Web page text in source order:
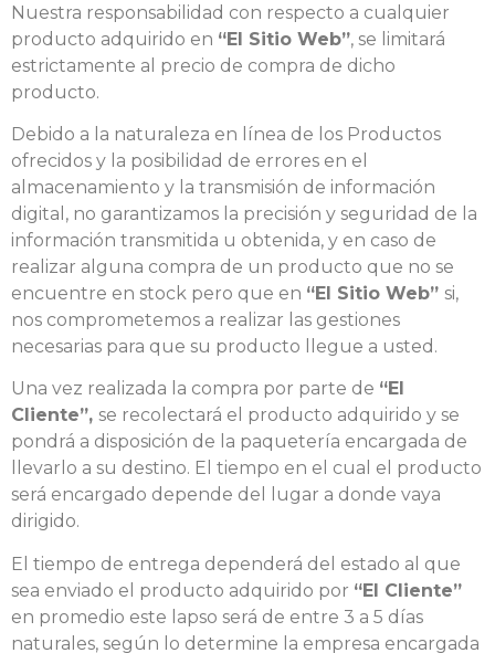
Nuestra responsabilidad con respecto a cualquier
producto adquirido en “El Sitio Web”, se limitará
estrictamente al precio de compra de dicho
producto.
Debido a la naturaleza en línea de los Productos
ofrecidos y la posibilidad de errores en el
almacenamiento y la transmisión de información
digital, no garantizamos la precisión y seguridad de la
información transmitida u obtenida, y en caso de
realizar alguna compra de un producto que no se
encuentre en stock pero que en “El Sitio Web” si,
nos comprometemos a realizar las gestiones
necesarias para que su producto llegue a usted.
Una vez realizada la compra por parte de “El
Cliente”, se recolectará el producto adquirido y se
pondrá a disposición de la paquetería encargada de
llevarlo a su destino. El tiempo en el cual el producto
será encargado depende del lugar a donde vaya
dirigido.
El tiempo de entrega dependerá del estado al que
sea enviado el producto adquirido por “El Cliente”
en promedio este lapso será de entre 3 a 5 días
naturales, según lo determine la empresa encargada